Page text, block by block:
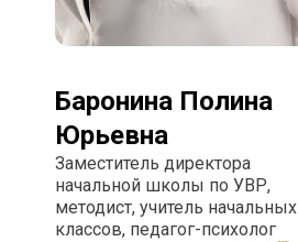
Баронина Полина
Юрьевна
Заместитель директора
начальной школы по УВР,
методист, учитель начальных
классов, педагог-психолог